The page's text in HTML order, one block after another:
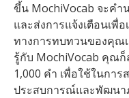
ขึ้น MochiVocab จะค
และส่งการแจ้งเตือนเพื่
ทางการทบทวนของคุณเ
รู้กับ MochiVocab คุณ
1,000 คำ เพื่อใช้ในกา
ประสบการณ์และพัฒน